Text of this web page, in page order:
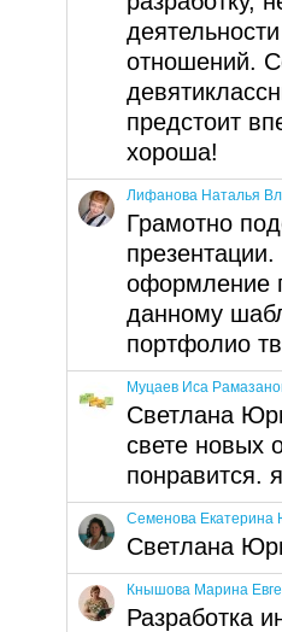
отношений.
предстоит
хороша!
Лифанова Наталья
Грамотно
оформление
данному
портфолио
Муцаев Иса
Светлана
свете новых
понравится.
Семенова Екатерина
Светлана
Кнышова Марина
Разработка